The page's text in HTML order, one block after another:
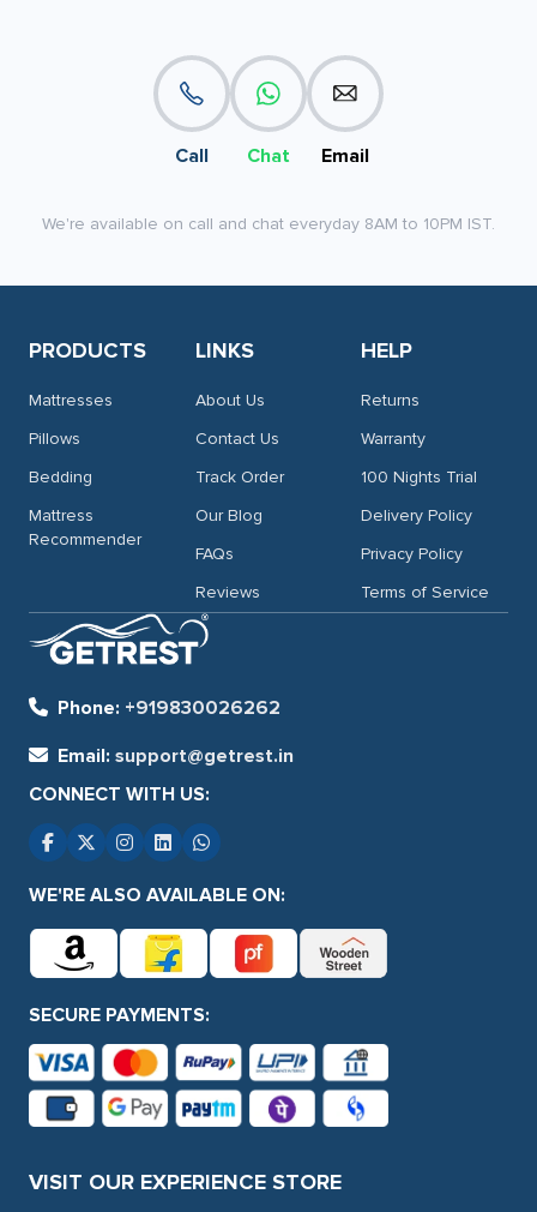
Call Chat Email
We're available on call and chat everyday 8AM to 10PM IST.
Phone: +919830026262
Email: support@getrest.in
PRODUCTS
Mattresses
Pillows
Bedding
Mattress
Recommender
LINKS
About Us
Contact Us
Track Order
Our Blog
FAQs
Reviews
HELP
Returns
Warranty
100 Nights Trial
Delivery Policy
Privacy Policy
Terms of Service
CONNECT WITH US:
WE'RE ALSO AVAILABLE ON:
SECURE PAYMENTS:
VISIT OUR EXPERIENCE STORE